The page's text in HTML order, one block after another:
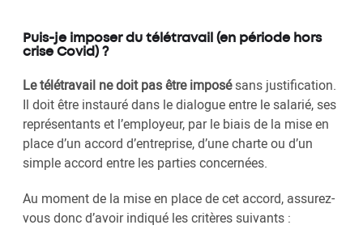
Puis-je imposer du télétravail (en période hors
crise Covid) ?
Le télétravail ne doit pas être imposésans justification.
Il doit être instauré dans le dialogue entre le salarié, ses
représentants et l’employeur, par le biais de la mise en
place d’un accord d’entreprise, d’une charte ou d’un
simple accord entre les parties concernées.
Au moment de la mise en place de cet accord, assurez-
vous donc d’avoir indiqué les critères suivants :